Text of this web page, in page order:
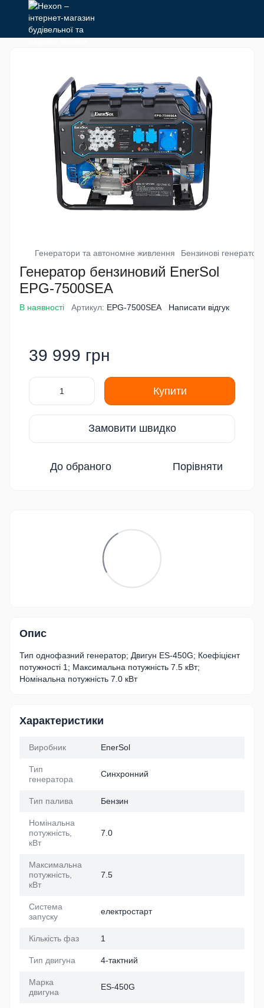
Генератори та автономне живлення Бензинові
Генератор бензиновий EnerSol
EPG-7500SEA
В наявності Артикул: EPG-7500SEA Написати відгук
39 999 грн
Купити
Замовити швидко
До обраного Порівняти
Опис
Тип однофазний генератор; Двигун ES-450G; Коефіцієнт
потужності 1; Максимальна потужність 7.5 кВт;
Номінальна потужність 7.0 кВт
Характеристики
Виробник EnerSol
Тип
генератора
Синхронний
Тип палива Бензин
Номінальна
потужність,
кВт
7.0
Максимальна
потужність,
кВт
7.5
Система
запуску
електростарт
Кількість фаз 1
Тип двигуна 4-тактний
Марка
двигуна
ES-450G